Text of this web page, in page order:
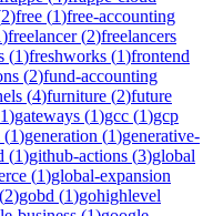
2)free (1)free-accounting
)freelancer(2)freelancers
(1)freshworks (1)frontend
(2)fund-accounting
(4)furniture (2)future
1)gateways (1)gcc (1)gcp
(1)generation (1)generative-
(1)github-actions (3)global
(1)global-expansion
(2)gobd (1)gohighlevel